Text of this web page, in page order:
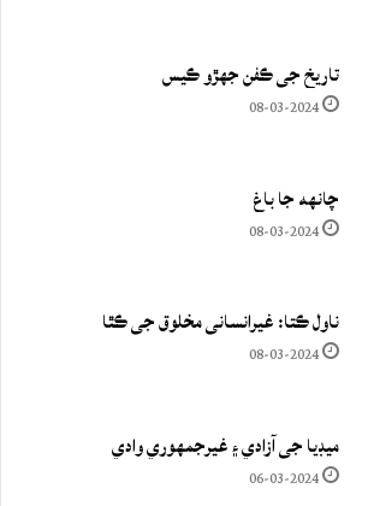
تاريخ جي ڪفن جھڙو ڪيس
08-03-2024
چانهه جا باغ
08-03-2024
ناول ڪتا: غيرانساني مخلوق جي ڪٿا
08-03-2024
ميڊيا جي آزادي ۽ غيرجمھوري وادي
06-03-2024